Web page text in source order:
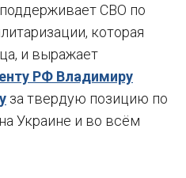
СВО по
которая
и выражает
РФ Владимиру
за твердую позицию по
Украине и во всём